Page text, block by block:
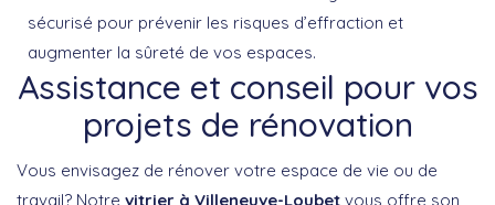
sécurisé pour prévenir les risques d’effraction et
augmenter la sûreté de vos espaces.
Assistance et conseil pour vos
projets de rénovation
Vous envisagez de rénover votre espace de vie ou de
travail? Notre vitrier à Villeneuve-Loubet vous offre son